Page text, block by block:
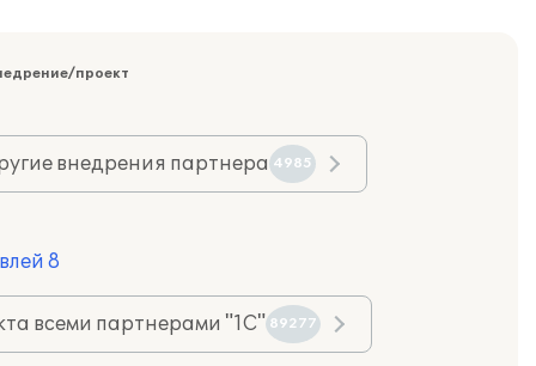
проект
внедрения партнера 4985
8
всеми партнерами "1С" 89277